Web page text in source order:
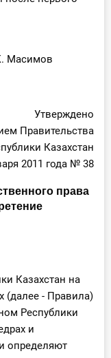
Утверждено
Правительства
Казахстан
2011 года № 38
права
Казахстан на
(далее - Правила)
Республики
и
определяют